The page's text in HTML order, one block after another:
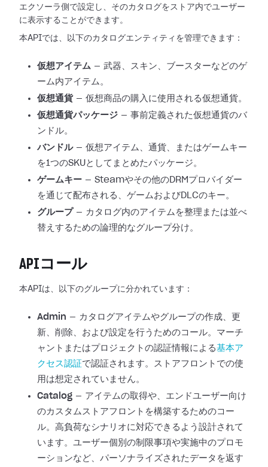
エクソーラ側で設定し、そのカタログをストア内でユーザー
に表示することができます。
本APIでは、以下のカタログエンティティを管理できます：
仮想アイテム — 武器、スキン、ブースターなどのゲ
ーム内アイテム。
仮想通貨— 仮想商品の購入に使用される仮想通貨。
仮想通貨パッケージ — 事前定義された仮想通貨のバ
ンドル。
バンドル— 仮想アイテム、通貨、またはゲームキー
を1つのSKUとしてまとめたパッケージ。
ゲームキー — Steamやその他のDRMプロバイダー
を通じて配布される、ゲームおよびDLCのキー。
グループ — カタログ内のアイテムを整理または並べ
替えするための論理的なグループ分け。
APIコール
本APIは、以下のグループに分かれています：
Admin — カタログアイテムやグループの作成、更
新、削除、および設定を行うためのコール。マーチ
ャントまたはプロジェクトの認証情報による基本ア
クセス認証で認証されます。ストアフロントでの使
用は想定されていません。
Catalog — アイテムの取得や、エンドユーザー向け
のカスタムストアフロントを構築するためのコー
ル。高負荷なシナリオに対応できるよう設計されて
います。ユーザー個別の制限事項や実施中のプロモ
ーションなど、パーソナライズされたデータを返す